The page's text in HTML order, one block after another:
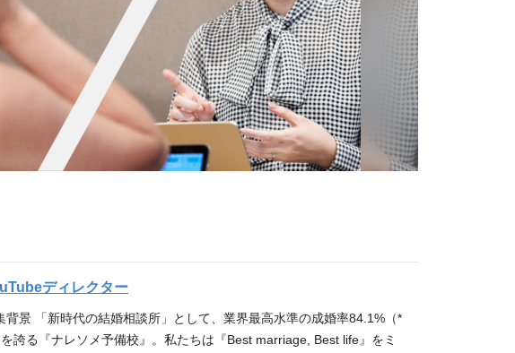
ディレクター
背景 「新時代の結婚相談所」として、業界最高水準の成婚率84.1%（*
誇る『ナレソメ予備校』。私たちは『Best marriage, Best life』をミ